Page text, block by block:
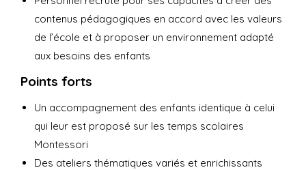
contenus pédagogiques en accord avec les valeurs
de l’école et à proposer un environnement adapté
aux besoins des enfants
Points forts
Un accompagnement des enfants identique à celui
qui leur est proposé sur les temps scolaires
Montessori
Des ateliers thématiques variés et enrichissants